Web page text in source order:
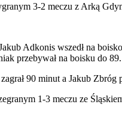
3-2 meczu z Arką
Adkonis wszedł na
przebywał na boisku do
90 minut a Jakub
1-3 meczu ze